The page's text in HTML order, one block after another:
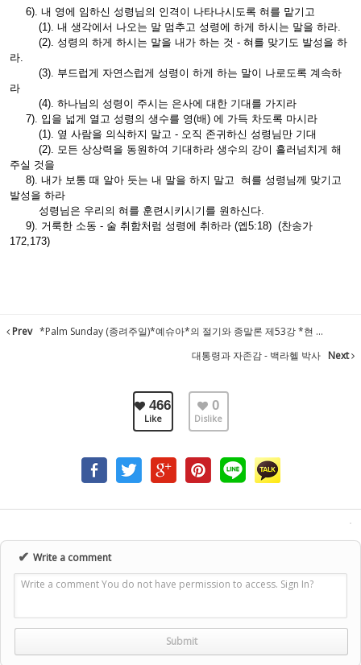
6). 내 영에 임하신 성령님의 인격이 나타나시도록 혀를 맡기고
(1). 내 생각에서 나오는 말 멈추고 성령에 하게 하시는 말을 하라.
(2). 성령의 하게 하시는 말을 내가 하는 것 - 혀를 맞기도 발성을 하
라.
(3). 부드럽게 자연스럽게 성령이 하게 하는 말이 나로도록 계속하
라
(4). 하나님의 성령이 주시는 은사에 대한 기대를 가지라
7). 입을 넓게 열고 성령의 생수를 영(배) 에 가득 차도록 마시라
(1). 옆 사람을 의식하지 말고 - 오직 존귀하신 성령님만 기대
(2). 모든 상상력을 동원하여 기대하라 생수의 강이 흘러넘치게 해
주실 것을
8). 내가 보통 때 알아 듯는 내 말을 하지 말고 혀를 성령님께 맞기고
발성을 하라
성령님은 우리의 혀를 훈련시키시기를 원하신다.
9). 거룩한 소동 - 술 취함처럼 성령에 취하라 (엡5:18) (찬송가
172,173)
Prev *Palm Sunday (종려주일)*예슈아*의 절기와 종말론 제53강 *현 ...
대통령과 자존감 - 백라헬 박사 Next
466
Like
0
Dislike
✔ Write a comment
Write a comment You do not have permission to access. Sign In?